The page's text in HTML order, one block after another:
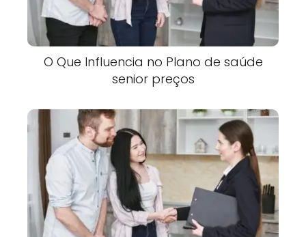
O Que Influencia no Plano de saúde
senior preços